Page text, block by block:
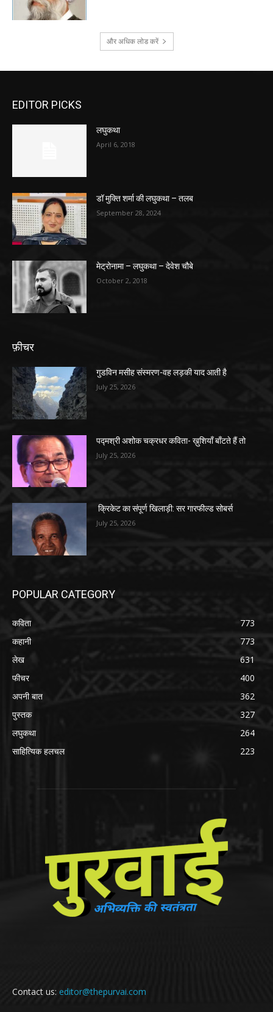
और अधिक लोड करें
EDITOR PICKS
लघुकथा
April 6, 2018
डॉ मुक्ति शर्मा की लघुकथा – तलब
September 28, 2024
मेट्रोनामा – लघुकथा – देवेश चौबे
October 2, 2018
फ़ीचर
गुडविन मसीह संस्मरण-वह लड़की याद आती है
July 25, 2026
पद्मश्री अशोक चक्रधर कविता- ख़ुशियाँ बाँटते हैं तो
July 25, 2026
क्रिकेट का संपूर्ण खिलाड़ी: सर गारफील्ड सोबर्स
July 25, 2026
POPULAR CATEGORY
कविता
773
कहानी
773
लेख
631
फीचर
400
अपनी बात
362
पुस्तक
327
लघुकथा
264
साहित्यिक हलचल
223
Contact us: editor@thepurvai.com